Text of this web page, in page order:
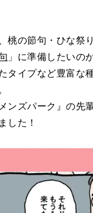
桃の節句・ひな祭
」に準備したいの
タイプなど豊富
ンズパーク』の先
した！